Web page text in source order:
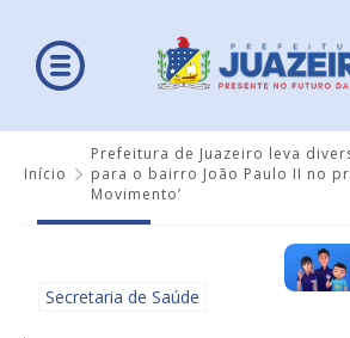
Início
Prefeitura de Juazeiro leva
para o bairro João Paulo II no
Movimento’
Secretaria de Saúde